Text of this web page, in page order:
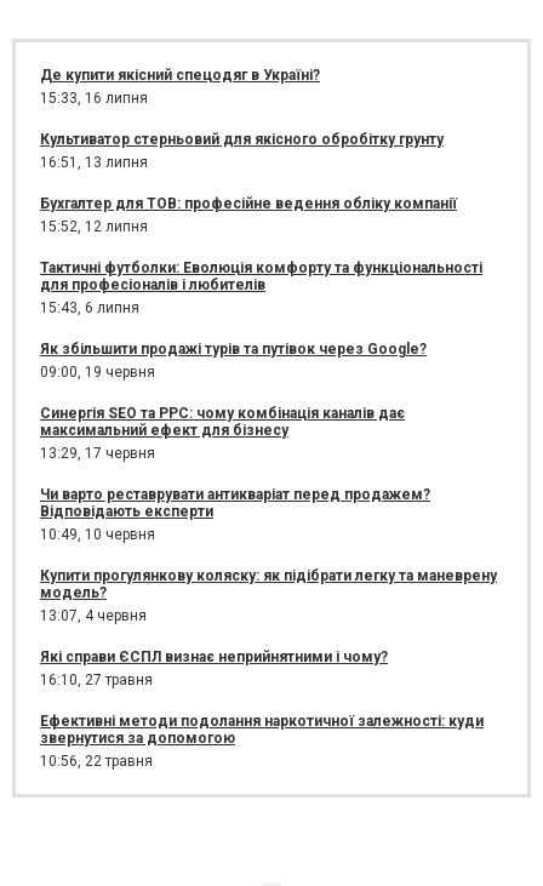
Де купити якісний спецодяг в Україні?
15:33, 16 липня
Культиватор стерньовий для якісного обробітку грунту
16:51, 13 липня
Бухгалтер для ТОВ: професійне ведення обліку компанії
15:52, 12 липня
Тактичні футболки: Еволюція комфорту та функціональності
для професіоналів і любителів
15:43, 6 липня
Як збільшити продажі турів та путівок через Google?
09:00, 19 червня
Синергія SEO та PPC: чому комбінація каналів дає
максимальний ефект для бізнесу
13:29, 17 червня
Чи варто реставрувати антикваріат перед продажем?
Відповідають експерти
10:49, 10 червня
Купити прогулянкову коляску: як підібрати легку та маневрену
модель?
13:07, 4 червня
Які справи ЄСПЛ визнає неприйнятними і чому?
16:10, 27 травня
Ефективні методи подолання наркотичної залежності: куди
звернутися за допомогою
10:56, 22 травня